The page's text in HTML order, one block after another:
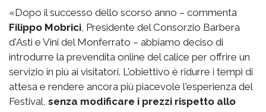
«Dopo il successo dello scorso anno – commenta
Filippo Mobrici, Presidente del Consorzio Barbera
d'Asti e Vini del Monferrato – abbiamo deciso di
introdurre la prevendita online del calice per offrire un
servizio in più ai visitatori. L'obiettivo è ridurre i tempi di
attesa e rendere ancora più piacevole l'esperienza del
Festival, senza modificare i prezzi rispetto allo